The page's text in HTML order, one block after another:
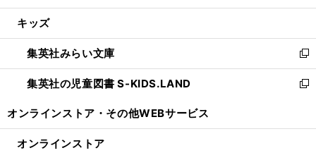
開
ウ
開
く
ン
ウ
で
開
く
ウ
ン
ド
ウ
で
し
ウ
ィ
ン
ド
開
キッズ
集英社みらい文庫
新
し
い
ン
集英社の児童図書 S-KIDS.LAND
新
ウ
オンラインストア・ その他WEBサービス
オンラインストア